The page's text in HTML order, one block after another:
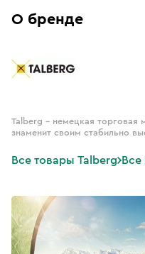
О бренде
Talberg – немецкая торговая
знаменит своим стабильно
Все товары Talberg Все